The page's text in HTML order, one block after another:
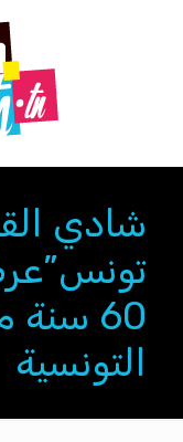
شادي
60
التونسية